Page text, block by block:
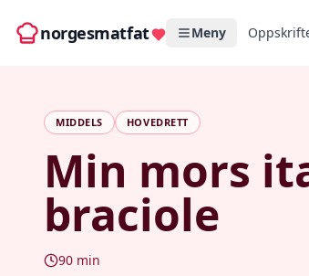
norgesmatfat Meny
MIDDELS HOVEDRETT
Min mors
braciole
90 min